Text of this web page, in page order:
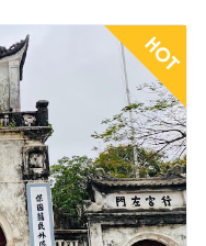
HOT